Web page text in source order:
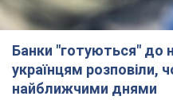
Українцям обіцяють по
мобільних
цими повідомленнями
Як не потрапити в пастку